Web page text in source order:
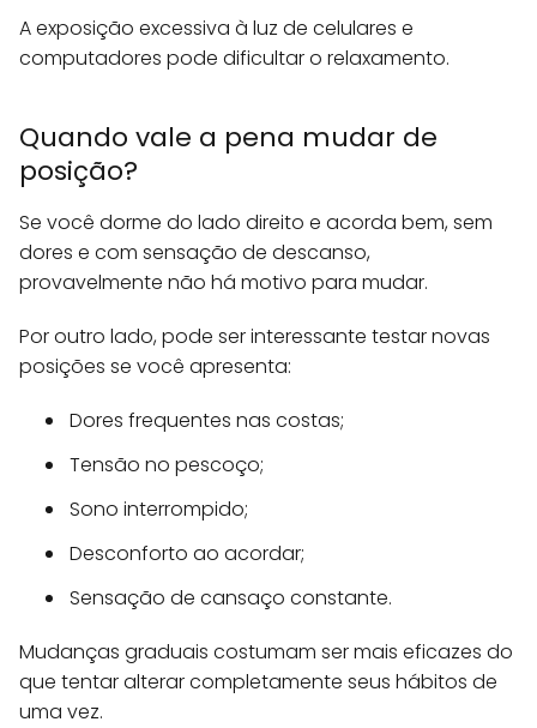
A exposição excessiva à luz de celulares e
computadores pode dificultar o relaxamento.
Quando vale a pena mudar de
posição?
Se você dorme do lado direito e acorda bem, sem
dores e com sensação de descanso,
provavelmente não há motivo para mudar.
Por outro lado, pode ser interessante testar novas
posições se você apresenta:
Dores frequentes nas costas;
Tensão no pescoço;
Sono interrompido;
Desconforto ao acordar;
Sensação de cansaço constante.
Mudanças graduais costumam ser mais eficazes do
que tentar alterar completamente seus hábitos de
uma vez.